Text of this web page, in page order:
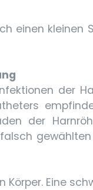
einen kleinen
der
der
Körper. Eine